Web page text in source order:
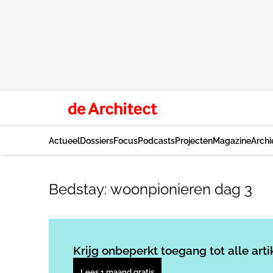
ActueelDossiersFocusPodcastsProjectenMagazine
Bedstay: woonpionieren dag 3
Krijg onbeperkt toegang tot alle